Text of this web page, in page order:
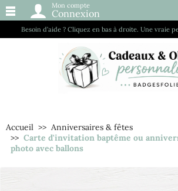
Besoin d’aide ? Cliquez en bas à droite. Une vraie
Mon compte
Connexion
Accueil
Anniversaires & fêtes
Carte d'invitation baptême ou
photo avec ballons